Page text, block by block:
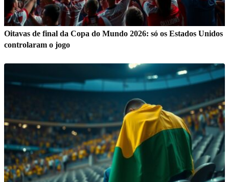
Oitavas de final da Copa do Mundo 2026: só os Estados Unidos
controlaram o jogo